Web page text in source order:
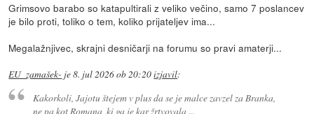
Grimsovo barabo so katapultirali z veliko večino, samo 7 poslancev
je bilo proti, toliko o tem, koliko prijateljev ima...
Megalažnjivec, skrajni desničarji na forumu so pravi amaterji...
EU_zamašek- je8. jul 2026 ob 20:20izjavil:
Kakorkoli, Jajotu štejem v plus da se je malce zavzel za Branka,
ne pa kot Romana, ki ga je kar žrtvovala ...